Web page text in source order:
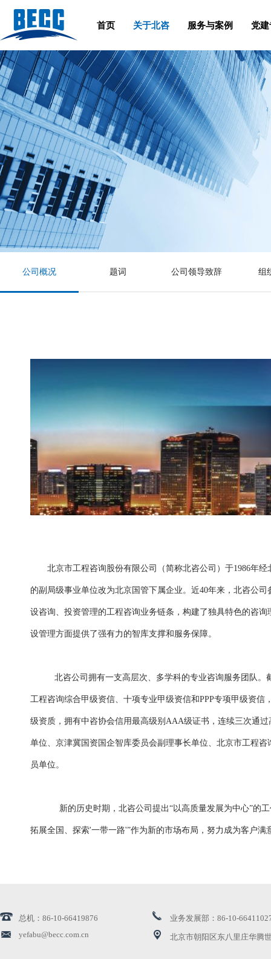
首页 关于北咨 服务与案例 党
公司概况 题词 公司领导致辞 组
北京市工程咨询股份有限公司（简称北咨公司）于1986年
的副局级事业单位改为北京国管下属企业。近40年来，北咨公
设咨询、投资管理的工程咨询业务链条，构建了独具特色的咨
设管理方面提供了强有力的智库支撑和服务保障。
北咨公司拥有一支高层次、多学科的专业咨询服务团队。截
工程咨询综合甲级资信、十项专业甲级资信和PPP专项甲级资
级资质，拥有中咨协会信用最高级别AAA级证书，连续三次通
单位、京津冀国资国企智库委员会副理事长单位、北京市工程
员单位。
新的历史时期，北咨公司提出“以高质量发展为中心”的工作
拓展全国、探索'一带一路'”作为新的市场布局，努力成为客户
总机：86-10-66419876
业务发展部：86-10-
yefabu@becc.com.cn
北京市朝阳区东八里庄华腾